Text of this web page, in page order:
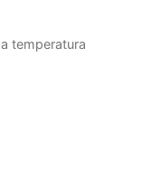
a temperatura